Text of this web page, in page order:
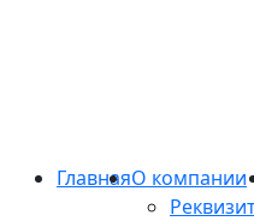
ГлавнаяО компании